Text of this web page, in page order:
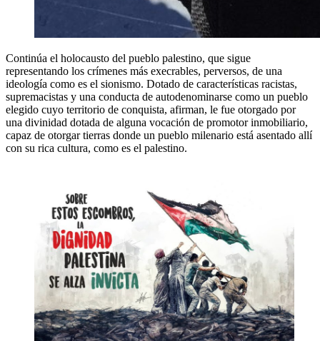
Continúa el holocausto del pueblo palestino, que sigue
representando los crímenes más execrables, perversos, de una
ideología como es el sionismo. Dotado de características racistas,
supremacistas y una conducta de autodenominarse como un pueblo
elegido cuyo territorio de conquista, afirman, le fue otorgado por
una divinidad dotada de alguna vocación de promotor inmobiliario,
capaz de otorgar tierras donde un pueblo milenario está asentado allí
con su rica cultura, como es el palestino.